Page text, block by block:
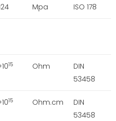
Mpa ISO 178
15 Ohm
DIN
53458
15 Ohm.cm
DIN
53458